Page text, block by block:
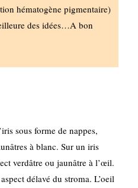
hématogène pigmentaire)
des idées…A bon
sous forme de nappes,
à blanc. Sur un iris
verdâtre ou jaunâtre à l’œil.
délavé du stroma. L’oeil